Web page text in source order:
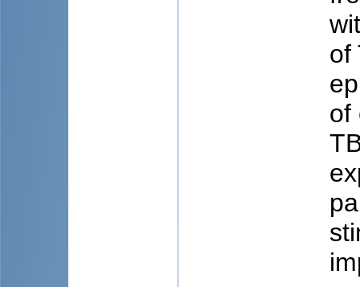
of
of